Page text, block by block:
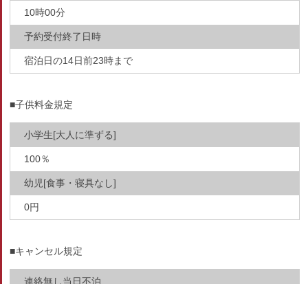
10時00分
予約受付終了日時
宿泊日の14日前23時まで
■子供料金規定
小学生[大人に準ずる]
100％
幼児[食事・寝具なし]
0円
■キャンセル規定
連絡無し当日不泊